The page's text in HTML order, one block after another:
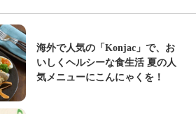
海外で人気の「Konjac」で、お
いしくヘルシーな食生活 夏の人
気メニューにこんにゃくを！